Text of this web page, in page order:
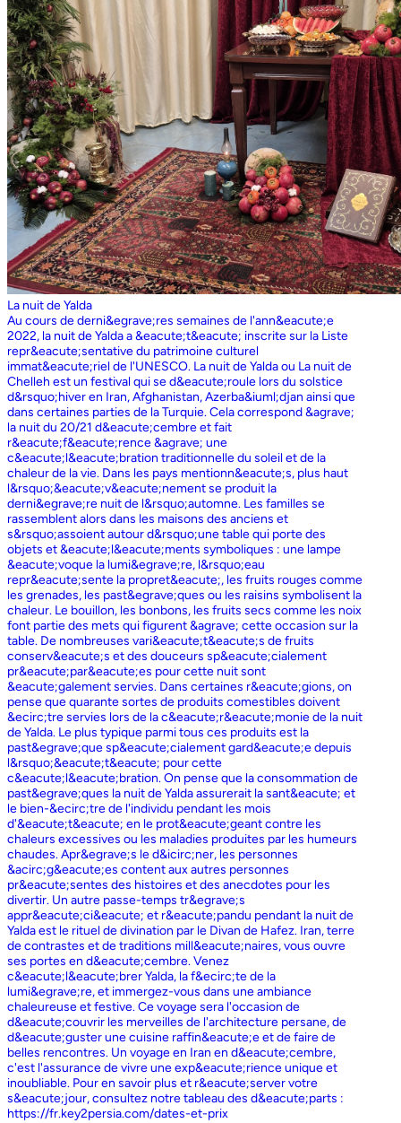
La nuit de Yalda
Au cours de derni&egrave;res semaines de l'ann&eacute;e
2022, la nuit de Yalda a &eacute;t&eacute; inscrite sur la Liste
repr&eacute;sentative du patrimoine culturel
immat&eacute;riel de l'UNESCO. La nuit de Yalda ou La nuit de
Chelleh est un festival qui se d&eacute;roule lors du solstice
d&rsquo;hiver en Iran, Afghanistan, Azerba&iuml;djan ainsi que
dans certaines parties de la Turquie. Cela correspond &agrave;
la nuit du 20/21 d&eacute;cembre et fait
r&eacute;f&eacute;rence &agrave; une
c&eacute;l&eacute;bration traditionnelle du soleil et de la
chaleur de la vie. Dans les pays mentionn&eacute;s, plus haut
l&rsquo;&eacute;v&eacute;nement se produit la
derni&egrave;re nuit de l&rsquo;automne. Les familles se
rassemblent alors dans les maisons des anciens et
s&rsquo;assoient autour d&rsquo;une table qui porte des
objets et &eacute;l&eacute;ments symboliques : une lampe
&eacute;voque la lumi&egrave;re, l&rsquo;eau
repr&eacute;sente la propret&eacute;, les fruits rouges comme
les grenades, les past&egrave;ques ou les raisins symbolisent la
chaleur. Le bouillon, les bonbons, les fruits secs comme les noix
font partie des mets qui figurent &agrave; cette occasion sur la
table. De nombreuses vari&eacute;t&eacute;s de fruits
conserv&eacute;s et des douceurs sp&eacute;cialement
pr&eacute;par&eacute;es pour cette nuit sont
&eacute;galement servies. Dans certaines r&eacute;gions, on
pense que quarante sortes de produits comestibles doivent
&ecirc;tre servies lors de la c&eacute;r&eacute;monie de la nuit
de Yalda. Le plus typique parmi tous ces produits est la
past&egrave;que sp&eacute;cialement gard&eacute;e depuis
l&rsquo;&eacute;t&eacute; pour cette
c&eacute;l&eacute;bration. On pense que la consommation de
past&egrave;ques la nuit de Yalda assurerait la sant&eacute; et
le bien-&ecirc;tre de l'individu pendant les mois
d'&eacute;t&eacute; en le prot&eacute;geant contre les
chaleurs excessives ou les maladies produites par les humeurs
chaudes. Apr&egrave;s le d&icirc;ner, les personnes
&acirc;g&eacute;es content aux autres personnes
pr&eacute;sentes des histoires et des anecdotes pour les
divertir. Un autre passe-temps tr&egrave;s
appr&eacute;ci&eacute; et r&eacute;pandu pendant la nuit de
Yalda est le rituel de divination par le Divan de Hafez. Iran, terre
de contrastes et de traditions mill&eacute;naires, vous ouvre
ses portes en d&eacute;cembre. Venez
c&eacute;l&eacute;brer Yalda, la f&ecirc;te de la
lumi&egrave;re, et immergez-vous dans une ambiance
chaleureuse et festive. Ce voyage sera l'occasion de
d&eacute;couvrir les merveilles de l'architecture persane, de
d&eacute;guster une cuisine raffin&eacute;e et de faire de
belles rencontres. Un voyage en Iran en d&eacute;cembre,
c'est l'assurance de vivre une exp&eacute;rience unique et
inoubliable. Pour en savoir plus et r&eacute;server votre
s&eacute;jour, consultez notre tableau des d&eacute;parts :
https://fr.key2persia.com/dates-et-prix